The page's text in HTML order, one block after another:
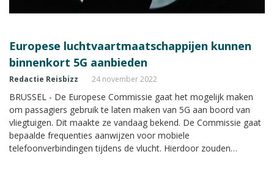
Europese luchtvaartmaatschappijen kunnen
binnenkort 5G aanbieden
Redactie Reisbizz 24 november 2022
BRUSSEL - De Europese Commissie gaat het mogelijk maken
om passagiers gebruik te laten maken van 5G aan boord van
vliegtuigen. Dit maakte ze vandaag bekend. De Commissie gaat
bepaalde frequenties aanwijzen voor mobiele
telefoonverbindingen tijdens de vlucht. Hierdoor zouden